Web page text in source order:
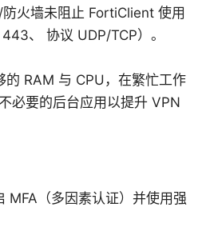
火墙未阻止 FortiClient 使用
、 协议 UDP/TCP）。
的 RAM 与 CPU，在繁忙工作
必要的后台应用以提升 VPN
MFA（多因素认证）并使用强